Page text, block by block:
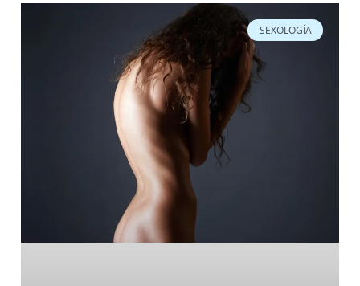
SEXOLOGÍA
Página
PáginaPáginaPáginaPágina